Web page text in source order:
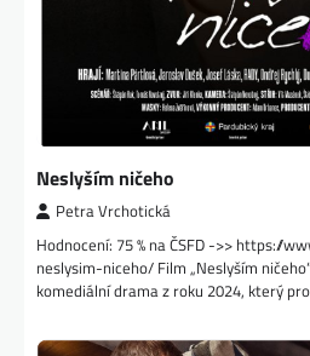
Neslyším ničeho
Petra Vrchotická
Hodnocení: 75 % na ČSFD ->> https://
neslysim-niceho/ Film „Neslyším
komediální drama z roku 2024, který